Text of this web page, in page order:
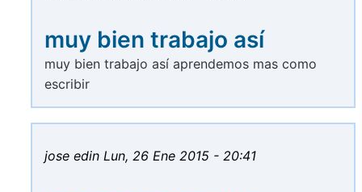
muy bien trabajo así
muy bien trabajo así aprendemos mas como
escribir
jose edin Lun, 26 Ene 2015 - 20:41